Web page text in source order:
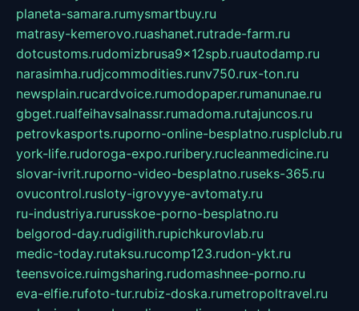
planeta-samara.rumysmartbuy.ru
matrasy-kemerovo.ruashanet.rutrade-farm.ru
dotcustoms.rudomizbrusa9x12spb.ruautodamp.ru
narasimha.rudjcommodities.runv750.rux-ton.ru
newsplain.rucardvoice.rumodopaper.rumanunae.ru
gbget.rualfeihavsalnassr.rumadoma.rutajuncos.ru
petrovkasports.ruporno-online-besplatno.rusplclub.ru
york-life.rudoroga-expo.ruribery.rucleanmedicine.ru
slovar-ivrit.ruporno-video-besplatno.ruseks-365.ru
ovucontrol.rusloty-igrovyye-avtomaty.ru
ru-industriya.rurusskoe-porno-besplatno.ru
belgorod-day.rudigilith.rupichkurovlab.ru
medic-today.rutaksu.rucomp123.rudon-ykt.ru
teensvoice.ruimgsharing.rudomashnee-porno.ru
eva-elfie.rufoto-tur.rubiz-doska.rumetropoltravel.ru